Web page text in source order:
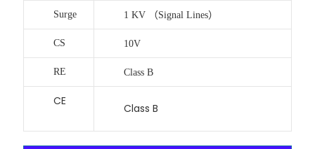
Surge 1 KV （Signal Lines）
CS 10V
RE Class B
CE
Class B